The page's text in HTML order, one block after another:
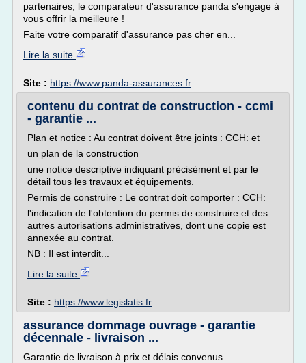
partenaires, le comparateur d'assurance panda s'engage à
vous offrir la meilleure !
Faite votre comparatif d'assurance pas cher en...
Lire la suite
Site : https://www.panda-assurances.fr
contenu du contrat de construction - ccmi
- garantie ...
Plan et notice : Au contrat doivent être joints : CCH: et
un plan de la construction
une notice descriptive indiquant précisément et par le
détail tous les travaux et équipements.
Permis de construire : Le contrat doit comporter : CCH:
l'indication de l'obtention du permis de construire et des
autres autorisations administratives, dont une copie est
annexée au contrat.
NB : Il est interdit...
Lire la suite
Site : https://www.legislatis.fr
assurance dommage ouvrage - garantie
décennale - livraison ...
Garantie de livraison à prix et délais convenus